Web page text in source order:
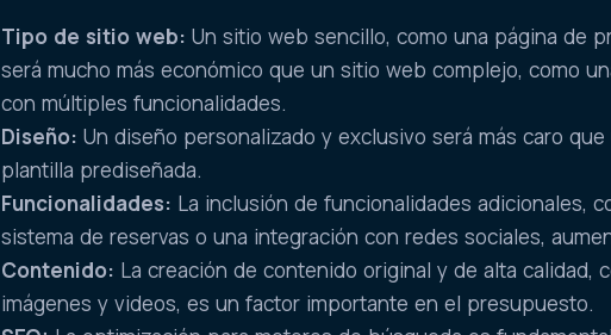
Tipo de sitio web: Un sitio web sencillo, como una página de
será mucho más económico que un sitio web complejo, como
con múltiples funcionalidades.
Diseño: Un diseño personalizado y exclusivo será más caro
plantilla prediseñada.
Funcionalidades: La inclusión de funcionalidades adicionales,
sistema de reservas o una integración con redes sociales,
Contenido: La creación de contenido original y de alta calidad,
imágenes y videos, es un factor importante en el presupuesto.